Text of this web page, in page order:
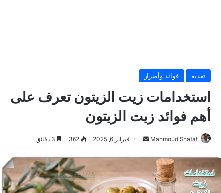
تغذية فوائد وأضرار
استخدامات زيت الزيتون تعرف على
أهم فوائد زيت الزيتون
Mahmoud Shatat
ب
فبراير 6, 2025 362